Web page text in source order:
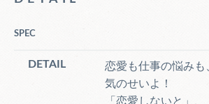
SPEC
DETAIL
恋愛も仕事の悩みも
気のせいよ！
「恋愛しないと」